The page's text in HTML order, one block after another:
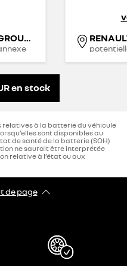
RENAULT GUERANDE - GROUPE FOURRAGE
en stock
relatives à la batterie du véhicule
sont disponibles au
de santé de la batterie (SOH)
ne saurait être interprétée
relative à l’état ou aux
de page​